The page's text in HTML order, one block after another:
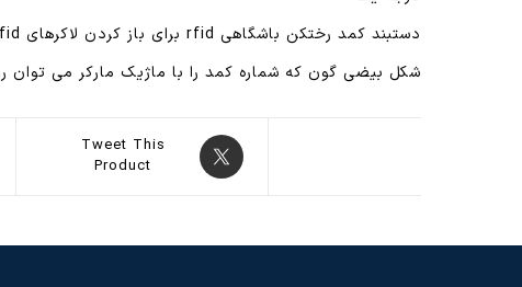
دستبند کمد رختکن باشگاهی rfid برای باز کردن لاکرهای rfid استفاده می شود که این مدل باکیفیت ترین آنها است.
شکل بیضی گون که شماره کمد را با ماژیک مارکر می
Tweet This
Product